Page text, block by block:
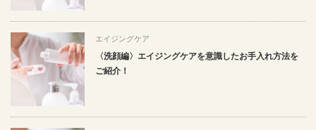
エイジングケア
〈洗顔編〉エイジングケアを意識したお手入れ方法を
ご紹介！